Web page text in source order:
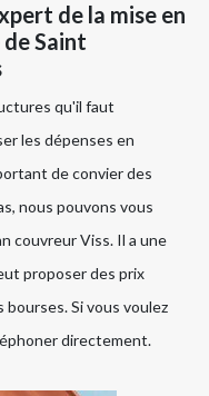
de la mise en
Saint
qu'il faut
les dépenses en
de convier des
nous pouvons vous
couvreur Viss. Il a une
proposer des prix
Si vous voulez
directement.